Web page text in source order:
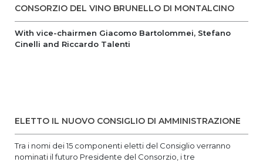
CONSORZIO DEL VINO BRUNELLO DI MONTALCINO
With vice-chairmen Giacomo Bartolommei, Stefano
Cinelli and Riccardo Talenti
ELETTO IL NUOVO CONSIGLIO DI AMMINISTRAZIONE
Tra i nomi dei 15 componenti eletti del Consiglio verranno
nominati il futuro Presidente del Consorzio, i tre